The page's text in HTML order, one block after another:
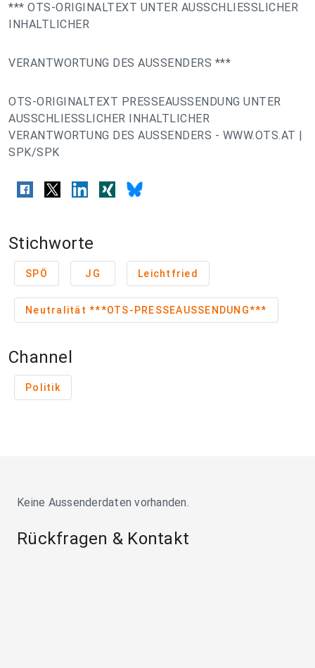
*** OTS-ORIGINALTEXT UNTER AUSSCHLIESSLICHER
INHALTLICHER
VERANTWORTUNG DES AUSSENDERS ***
OTS-ORIGINALTEXT PRESSEAUSSENDUNG UNTER
AUSSCHLIESSLICHER INHALTLICHER
VERANTWORTUNG DES AUSSENDERS - WWW.OTS.AT |
SPK/SPK
Stichworte
SPÖ JG Leichtfried
Neutralität ***OTS-PRESSEAUSSENDUNG***
Channel
Politik
Keine Aussenderdaten vorhanden.
Rückfragen & Kontakt